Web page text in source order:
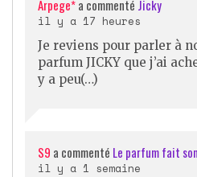
Arpege*a commenté Jicky
il y a 17 heures
Je reviens pour parler à
parfum JICKY que j’ai
y a peu(…)
S9 a commenté Le parfum fait
il y a 1 semaine